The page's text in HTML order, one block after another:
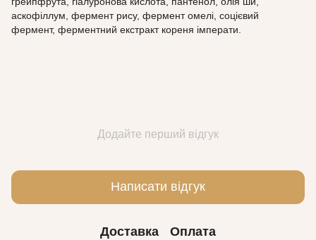
аскофіллум, фермент рису, фермент омелі, соцієвий
фермент, ферментний екстракт кореня імперати.
Додайте перший відгук
Написати відгук
Доставка Оплата